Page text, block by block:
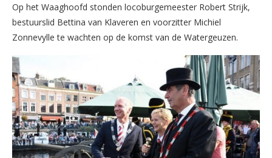
Op het Waaghoofd stonden locoburgemeester Robert Strijk,
bestuurslid Bettina van Klaveren en voorzitter Michiel
Zonnevylle te wachten op de komst van de Watergeuzen.